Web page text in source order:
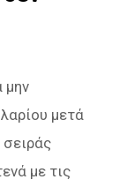
μην
μετά
με τις